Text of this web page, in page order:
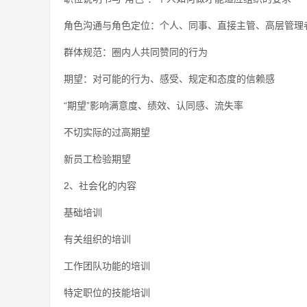
角色沟通与角色定位：个人、同事、直接主管、高层管
群体规范：圈内人共同赞同的行为
期望：对可能的行为、感受、规定和态度的信赖感
“期望”影响满意度、绩效、认同感、流失率
不切实际的过高期望
新员工检验期望
2、社会化的内容
基础培训
有关组织的培训
工作团队功能的培训
特定职位的技能培训